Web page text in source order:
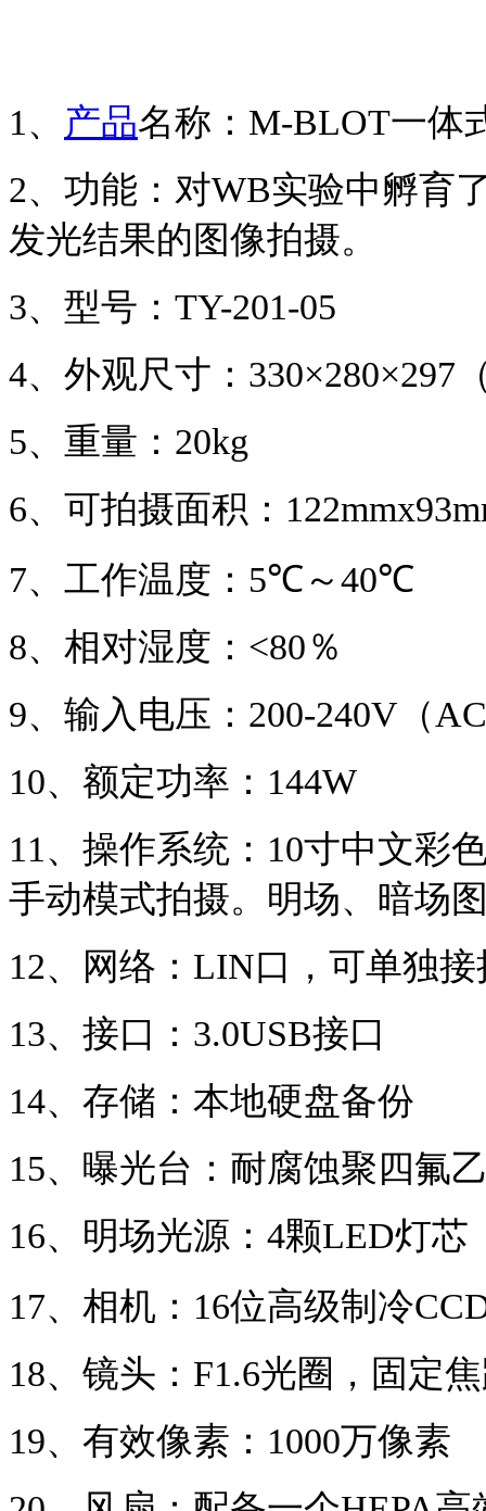
1、 产品名称 ： M-BLOT一体
2、 功能：对WB实验中孵育
发光结果的图像拍摄。
3、 型号 ： TY-201-05
4、 外观尺寸 ： 330×280×297
5、 重量 ： 20kg
6、 可拍摄面积 ：
7、 工作温度 ： 5℃～40℃
8、 相对湿度 ： <80％
9、 输入电压 ： 200-240V （AC
10、 额定功率 ： 144W
11、 操作系统 ： 10寸中文彩
手动模式拍摄。明场、暗场
12、
网络 ： LIN口，可单独
13、 接口： 3.0USB接口
14、 存储 ： 本地硬盘备份
15、 曝光台 ： 耐腐蚀聚四氟
16、 明场光源 ： 4颗LED灯芯
17、 相机 ： 16位高级制冷
18、 镜头 ： F1.6光圈，固定
19、 有效像素 ： 1000万像素